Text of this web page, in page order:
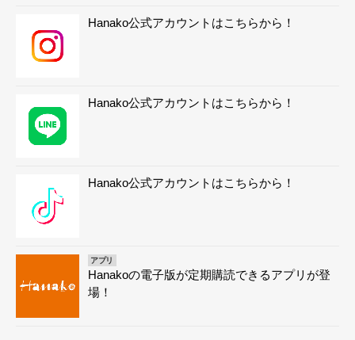
Hanako公式アカウントはこちらから！
Hanako公式アカウントはこちらから！
Hanako公式アカウントはこちらから！
アプリ
Hanakoの電子版が定期購読できるアプリが登
場！